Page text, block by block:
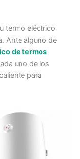
termo eléctrico
Ante alguno de
de termos
uno de los
para